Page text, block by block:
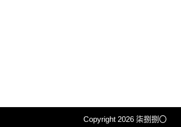
Copyright 2026 柒捌捌〇